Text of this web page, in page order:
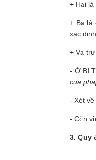
+ Hai
+ Ba là
xác
+ Và
- Ở
của
- Xét
- Còn
3. Quy